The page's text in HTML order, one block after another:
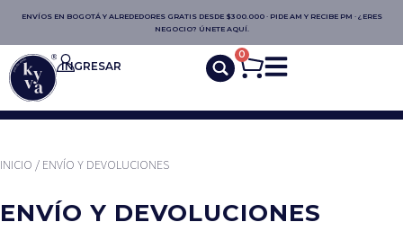
ENVÍOS EN BOGOTÁ Y ALREDEDORES GRATIS DESDE $300.000 · PIDE AM Y RECIBE PM · ¿ERES
NEGOCIO? ÚNETE AQUÍ.
INGRESAR
0
INICIO / ENVÍO Y DEVOLUCIONES
ENVÍO Y DEVOLUCIONES